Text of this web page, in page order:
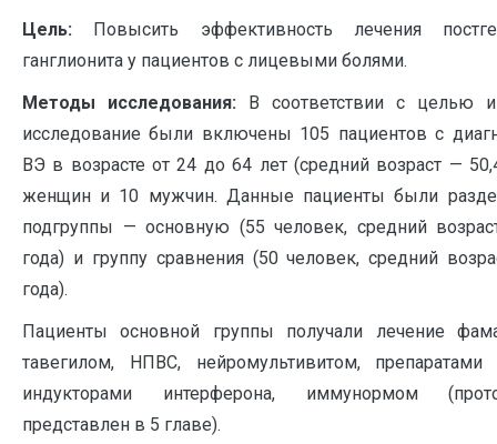
Цель: Повысить эффективность лечения
ганглионита у пациентов с лицевыми болями.
Методы исследования: В соответствии с целью
исследование были включены 105 пациентов с
ВЭ в возрасте от 24 до 64 лет (средний возраст —
женщин и 10 мужчин. Данные пациенты были
подгруппы — основную (55 человек, средний
года) и группу сравнения (50 человек, средний
года).
Пациенты основной группы получали лечение
тавегилом, НПВС, нейромультивитом, препаратами
индукторами интерферона, иммунормом
представлен в 5 главе).